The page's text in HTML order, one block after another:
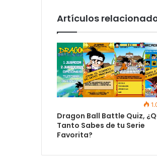
Artículos
Dragon Ball Battle Quiz,
Tanto Sabes de tu Serie
Favorita?